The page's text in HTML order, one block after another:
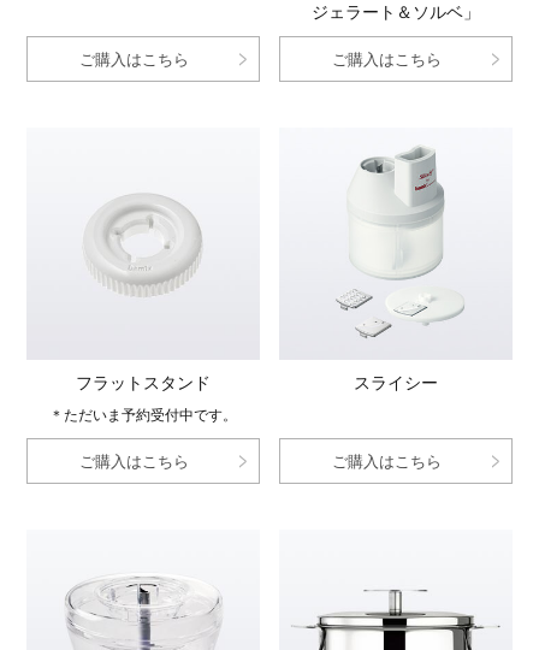
ご購入はこちら
ジェラート＆ソルベ」
ご購入はこちら
フラットスタンド
ご購入はこちら
＊ただいま予約受付中です。
スライシー
ご購入はこちら